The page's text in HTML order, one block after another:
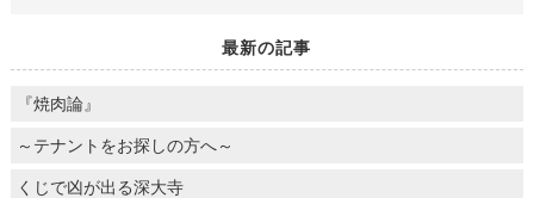
最新の記事
『焼肉論』
～テナントをお探しの方へ～
くじで凶が出る深大寺